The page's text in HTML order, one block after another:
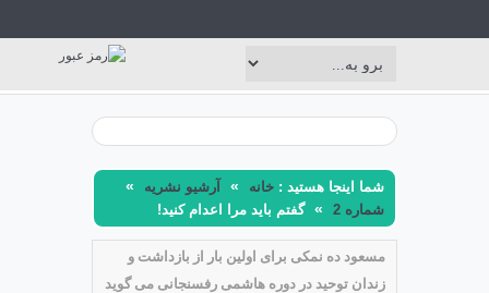
شما اینجا هستید : خانه » آرشیو نشریه »
شماره 2 » گفتم باید مرا اعدام کنید!
مسعود ده نمکی برای اولین بار از بازداشت و
زندان توحید در دوره هاشمی رفسنجانی می گوید